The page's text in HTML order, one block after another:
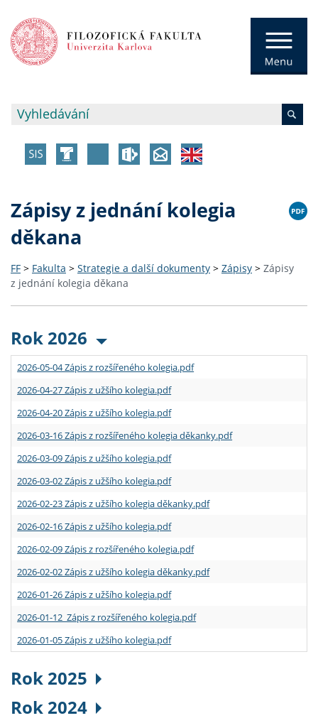
Zápisy z jednání kolegia
děkana
FF > Fakulta > Strategie a další dokumenty > Zápisy > Zápisy
z jednání kolegia děkana
Rok 2026
2026-05-04 Zápis z rozšířeného kolegia.pdf
2026-04-27 Zápis z užšího kolegia.pdf
2026-04-20 Zápis z užšího kolegia.pdf
2026-03-16 Zápis z rozšířeného kolegia děkanky.pdf
2026-03-09 Zápis z užšího kolegia.pdf
2026-03-02 Zápis z užšího kolegia.pdf
2026-02-23 Zápis z užšího kolegia děkanky.pdf
2026-02-16 Zápis z užšího kolegia.pdf
2026-02-09 Zápis z rozšířeného kolegia.pdf
2026-02-02 Zápis z užšího kolegia děkanky.pdf
2026-01-26 Zápis z užšího kolegia.pdf
2026-01-12 Zápis z rozšířeného kolegia.pdf
2026-01-05 Zápis z užšího kolegia.pdf
Rok 2025
Rok 2024